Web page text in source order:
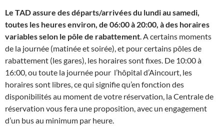
Le TAD assure des départs/arrivées du lundi au samedi,
toutes les heures environ, de 06:00 à 20:00, à des horaires
variables selon le pôle de rabattement. A certains moments
de la journée (matinée et soirée), et pour certains pôles de
rabattement (les gares), les horaires sont fixes. De 10:00 à
16:00, ou toute la journée pour l’hôpital d’Aincourt, les
horaires sont libres, ce qui signifie qu’en fonction des
disponibilités au moment de votre réservation, la Centrale de
réservation vous fera une proposition, avec un engagement
d’un bus au minimum par heure.